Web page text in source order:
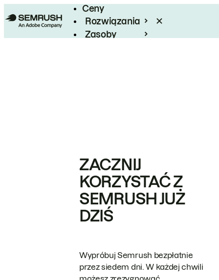
Ceny
Rozwiązania
Zasoby
ZACZNIJ
KORZYSTAĆ Z
SEMRUSH JUŻ
DZIŚ
Wypróbuj Semrush bezpłatnie
przez siedem dni. W każdej chwili